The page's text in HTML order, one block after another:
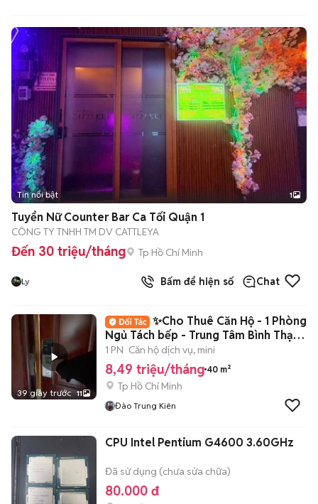
Tin nổi bật 1
Tuyển Nữ Counter Bar Ca Tối Quận 1
CÔNG TY TNHH TM DV CATTLEYA
Đến 30 triệu/tháng Tp Hồ Chí Minh
Ly Bấm để hiện số Chat
39 giây trước 11
✨Cho Thuê Căn Hộ - 1 Phòng
Ngủ Tách bếp - Trung Tâm Bình Thạnh
✨
1 PN Căn hộ dịch vụ, mini
8,49 triệu/tháng 40 m²
Tp Hồ Chí Minh
Đào Trung Kiên
CPU Intel Pentium G4600 3.60GHz
Đã sử dụng (chưa sửa chữa)
80.000 đ